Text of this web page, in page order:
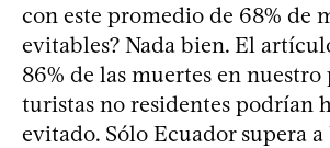
con este promedio de 68% de
evitables? Nada bien. El
86% de las muertes en nuestro
turistas no residentes podrían
evitado. Sólo Ecuador supera